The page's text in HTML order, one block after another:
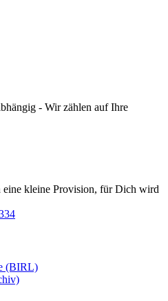
- Wir zählen auf Ihre
kleine Provision, für Dich wird
(BIRL)